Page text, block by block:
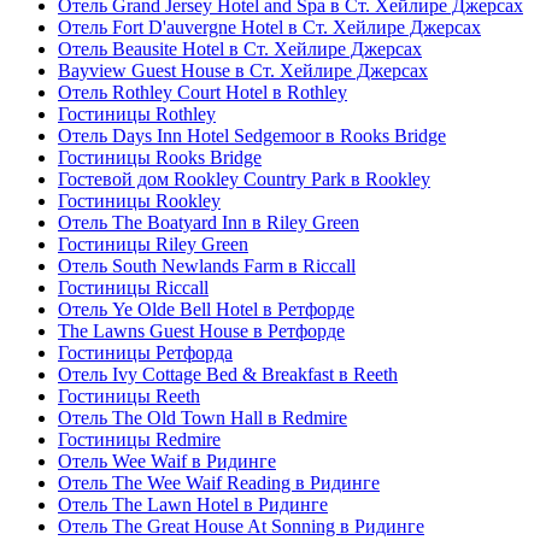
Отель Grand Jersey Hotel and Spa в Ст. Хейлире Джерсах
Отель Fort D'auvergne Hotel в Ст. Хейлире Джерсах
Отель Beausite Hotel в Ст. Хейлире Джерсах
Bayview Guest House в Ст. Хейлире Джерсах
Отель Rothley Court Hotel в Rothley
Гостиницы Rothley
Отель Days Inn Hotel Sedgemoor в Rooks Bridge
Гостиницы Rooks Bridge
Гостевой дом Rookley Country Park в Rookley
Гостиницы Rookley
Отель The Boatyard Inn в Riley Green
Гостиницы Riley Green
Отель South Newlands Farm в Riccall
Гостиницы Riccall
Отель Ye Olde Bell Hotel в Ретфорде
The Lawns Guest House в Ретфорде
Гостиницы Ретфорда
Отель Ivy Cottage Bed & Breakfast в Reeth
Гостиницы Reeth
Отель The Old Town Hall в Redmire
Гостиницы Redmire
Отель Wee Waif в Ридинге
Отель The Wee Waif Reading в Ридинге
Отель The Lawn Hotel в Ридинге
Отель The Great House At Sonning в Ридинге